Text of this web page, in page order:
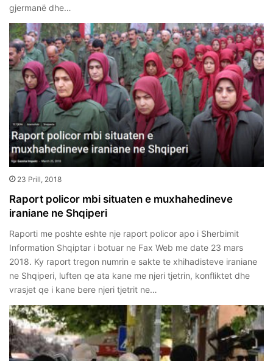
gjermanë dhe…
23 Prill, 2018
Raport policor mbi situaten e muxhahedineve
iraniane ne Shqiperi
Raporti me poshte eshte nje raport policor apo i Sherbimit
Information Shqiptar i botuar ne Fax Web me date 23 mars
2018. Ky raport tregon numrin e sakte te xhihadisteve iraniane
ne Shqiperi, luften qe ata kane me njeri tjetrin, konfliktet dhe
vrasjet qe i kane bere njeri tjetrit ne…